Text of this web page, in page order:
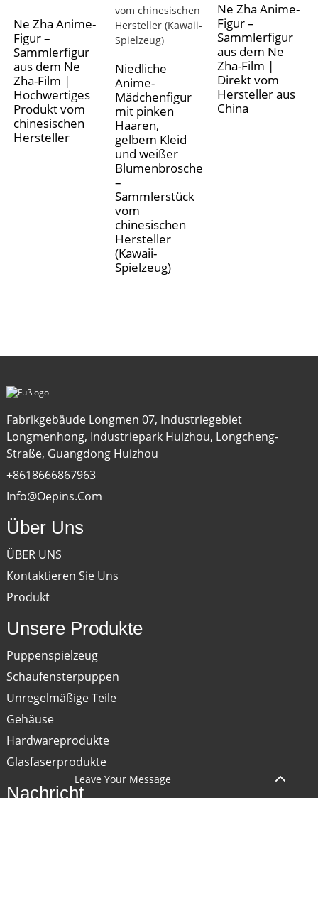
Ne Zha Anime-
Figur –
Sammlerfigur
aus dem Ne
Zha-Film |
Hochwertiges
Produkt vom
chinesischen
Hersteller
Niedliche
Anime-
Mädchenfigur
mit pinken
Haaren,
gelbem Kleid
und weißer
Blumenbrosche
–
Sammlerstück
vom
chinesischen
Hersteller
(Kawaii-
Spielzeug)
Ne Zha Anime-
Figur –
Sammlerfigur
aus dem Ne
Zha-Film |
Direkt vom
Hersteller aus
China
Fabrikgebäude Longmen 07, Industriegebiet
Longmenhong, Industriepark Huizhou, Longcheng-
Straße, Guangdong Huizhou
+8618666867963
Info@oepins.com
Über Uns
ÜBER UNS
Kontaktieren Sie Uns
Produkt
Unsere Produkte
Puppenspielzeug
Schaufensterpuppen
Unregelmäßige Teile
Gehäuse
Hardwareprodukte
Glasfaserprodukte
Nachricht
Leave Your Message